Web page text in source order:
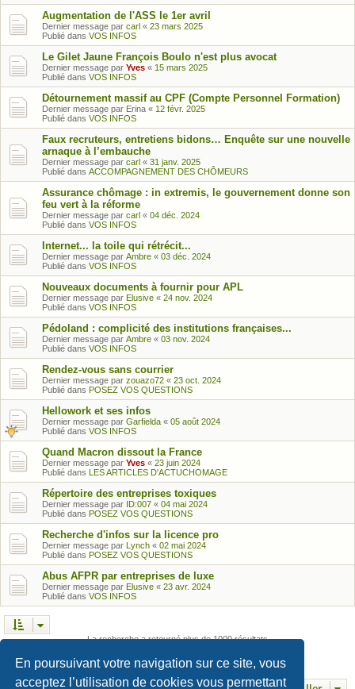
En poursuivant votre navigation sur ce site, vous
acceptez l’utilisation de cookies vous permettant
Augmentation de l'ASS le 1er avril
Dernier message par carl « 23 mars 2025
Publié dans VOS INFOS
Le Gilet Jaune François Boulo n'est plus avocat
Dernier message par Yves « 15 mars 2025
Publié dans VOS INFOS
Détournement massif au CPF (Compte Personnel Formation)
Dernier message par Erina « 12 févr. 2025
Publié dans VOS INFOS
Faux recruteurs, entretiens bidons… Enquête sur une nouvelle
arnaque à l’embauche
Dernier message par carl « 31 janv. 2025
Publié dans ACCOMPAGNEMENT DES CHÔMEURS
Assurance chômage : in extremis, le gouvernement donne son
feu vert à la réforme
Dernier message par carl « 04 déc. 2024
Publié dans VOS INFOS
Internet... la toile qui rétrécit...
Dernier message par Ambre « 03 déc. 2024
Publié dans VOS INFOS
Nouveaux documents à fournir pour APL
Dernier message par Elusive « 24 nov. 2024
Publié dans VOS INFOS
Pédoland : complicité des institutions françaises...
Dernier message par Ambre « 03 nov. 2024
Publié dans VOS INFOS
Rendez-vous sans courrier
Dernier message par zouazo72 « 23 oct. 2024
Publié dans POSEZ VOS QUESTIONS
Hellowork et ses infos
Dernier message par Garfielda « 05 août 2024
Publié dans VOS INFOS
Quand Macron dissout la France
Dernier message par Yves « 23 juin 2024
Publié dans LES ARTICLES D'ACTUCHOMAGE
Répertoire des entreprises toxiques
Dernier message par ID:007 « 04 mai 2024
Publié dans POSEZ VOS QUESTIONS
Recherche d'infos sur la licence pro
Dernier message par Lynch « 02 mai 2024
Publié dans POSEZ VOS QUESTIONS
Abus AFPR par entreprises de luxe
Dernier message par Elusive « 23 avr. 2024
Publié dans VOS INFOS
La recherche a retourné plus de 1000 résultats
Page sur 25
Suivant